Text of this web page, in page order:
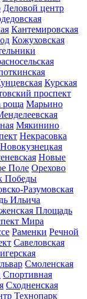
Деловой центр
Кантемировская
Кожуховская
Курская
проспект
роща Марьино
Мякинино
Некрасовка
Новокузнецкая
Новые
Поле Орехово
Победы
Разумовская
Ильича
Площадь
Мира
Раменки Речной
Савеловская
Смоленская
Спортивная
Сходненская
Технопарк